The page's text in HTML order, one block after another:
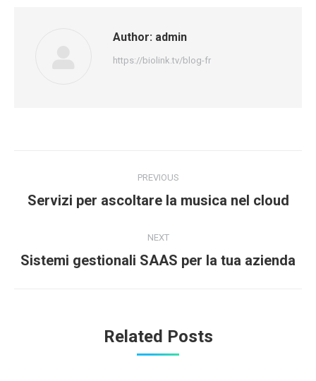
Author: admin
https://biolink.tv/blog-fr
navigation
PREVIOUS
Previous
Servizi per ascoltare la musica nel cloud
NEXT
Next
Sistemi gestionali SAAS per la tua azienda
Related Posts